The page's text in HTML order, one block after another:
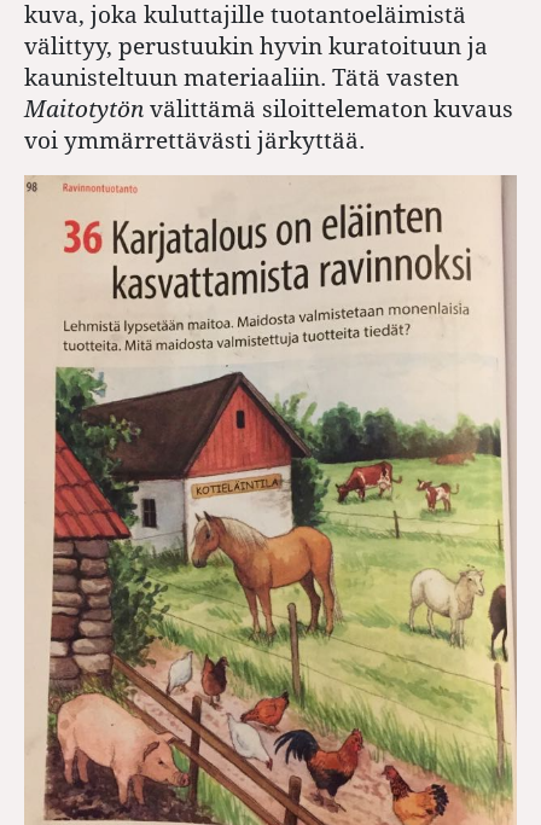
kuva, joka kuluttajille tuotantoeläimistä
välittyy, perustuukin hyvin kuratoituun ja
kaunisteltuun materiaaliin. Tätä vasten
Maitotytön välittämä siloittelematon kuvaus
voi ymmärrettävästi järkyttää.